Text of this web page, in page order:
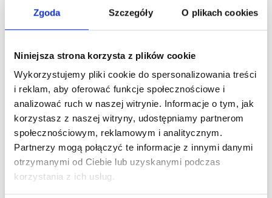
Zgoda Szczegóły O plikach cookies
Niniejsza strona korzysta z plików cookie
Wykorzystujemy pliki cookie do spersonalizowania treści
i reklam, aby oferować funkcje społecznościowe i
analizować ruch w naszej witrynie. Informacje o tym, jak
korzystasz z naszej witryny, udostępniamy partnerom
społecznościowym, reklamowym i analitycznym.
Partnerzy mogą połączyć te informacje z innymi danymi
otrzymanymi od Ciebie lub uzyskanymi podczas
korzystania z ich usług.
DROPS ANDES
65% Wełna / 35% Alpaka
Cena od20,99 zł
Zobacz wszystkie
DROPS NORD
45% Alpaka / 30%
Poliamid / 25% Wełna
Cena od12,05 zł